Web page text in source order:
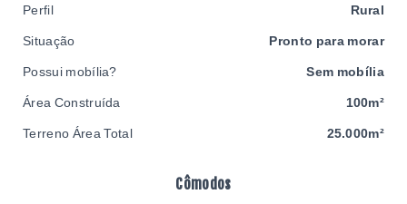
Cômodos
Perfil Rural
Situação Pronto para morar
Possui mobília? Sem mobília
Área Construída 100m²
Terreno Área Total 25.000m²